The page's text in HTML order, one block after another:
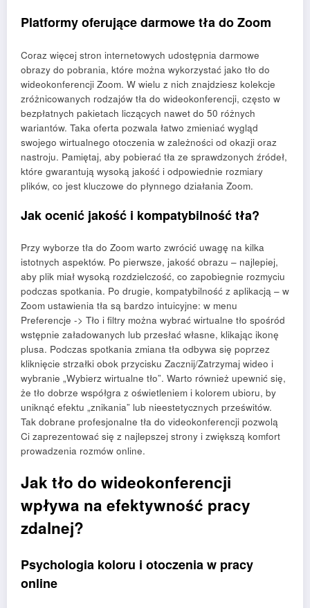
Platformy oferujące darmowe tła do Zoom
Coraz więcej stron internetowych udostępnia darmowe
obrazy do pobrania, które można wykorzystać jako tło do
wideokonferencji Zoom. W wielu z nich znajdziesz kolekcje
zróżnicowanych rodzajów tła do wideokonferencji, często w
bezpłatnych pakietach liczących nawet do 50 różnych
wariantów. Taka oferta pozwala łatwo zmieniać wygląd
swojego wirtualnego otoczenia w zależności od okazji oraz
nastroju. Pamiętaj, aby pobierać tła ze sprawdzonych źródeł,
które gwarantują wysoką jakość i odpowiednie rozmiary
plików, co jest kluczowe do płynnego działania Zoom.
Jak ocenić jakość i kompatybilność tła?
Przy wyborze tła do Zoom warto zwrócić uwagę na kilka
istotnych aspektów. Po pierwsze, jakość obrazu – najlepiej,
aby plik miał wysoką rozdzielczość, co zapobiegnie rozmyciu
podczas spotkania. Po drugie, kompatybilność z aplikacją – w
Zoom ustawienia tła są bardzo intuicyjne: w menu
Preferencje -> Tło i filtry można wybrać wirtualne tło spośród
wstępnie załadowanych lub przesłać własne, klikając ikonę
plusa. Podczas spotkania zmiana tła odbywa się poprzez
kliknięcie strzałki obok przycisku Zacznij/Zatrzymaj wideo i
wybranie „Wybierz wirtualne tło”. Warto również upewnić się,
że tło dobrze współgra z oświetleniem i kolorem ubioru, by
uniknąć efektu „znikania” lub nieestetycznych prześwitów.
Tak dobrane profesjonalne tła do videokonferencji pozwolą
Ci zaprezentować się z najlepszej strony i zwiększą komfort
prowadzenia rozmów online.
Jak tło do wideokonferencji
wpływa na efektywność pracy
zdalnej?
Psychologia koloru i otoczenia w pracy
online